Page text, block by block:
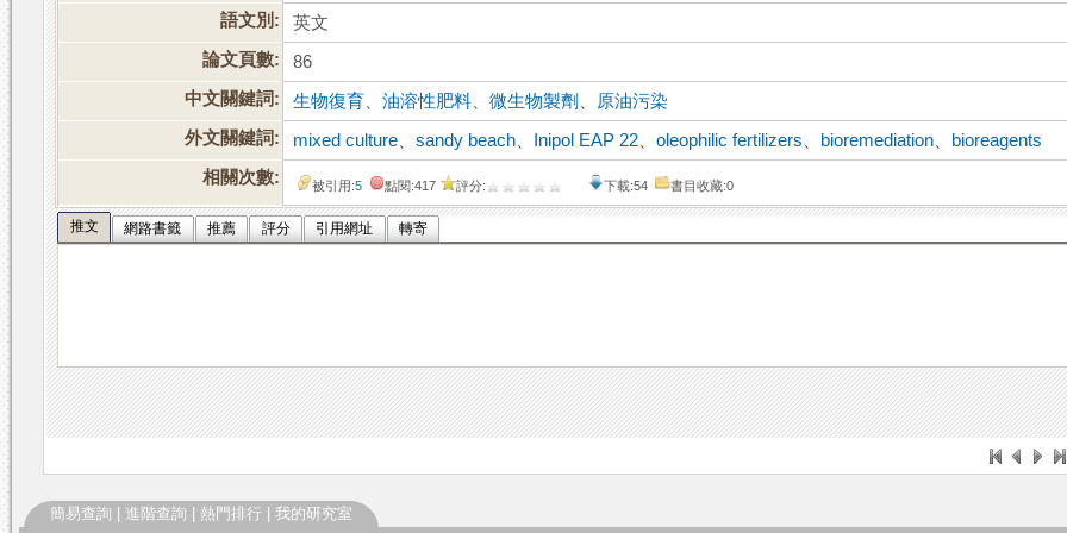
語文別:
英文
論文頁數:
86
中文關鍵詞:
生物復育 、油溶性肥料 、微生物製劑
原油污染
外文關鍵詞:
mixed culture 、sandy beach Inipol EAP 22 、oleophilic fertilizers bioremediation
bioreagents
相關次數:
被引用:5 點閱:417 評分: 下載:54 書目收藏:0
推文 網路書籤 推薦 評分 引用網址 轉寄
簡易查詢 進階查詢 熱門排行 我的研究室